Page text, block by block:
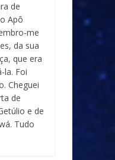
de
Apô
me
da sua
que era
la. Foi
Cheguei
de
e de
Tudo